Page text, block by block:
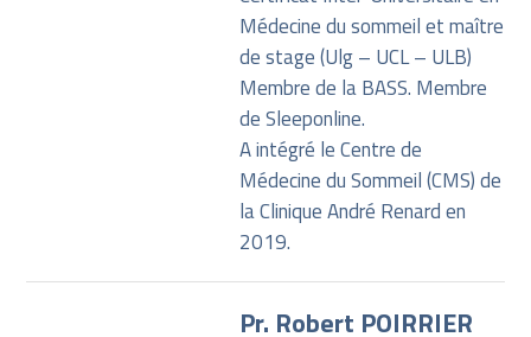
Médecine du sommeil et maître
de stage (Ulg – UCL – ULB)
Membre de la BASS. Membre
de Sleeponline.
A intégré le Centre de
Médecine du Sommeil (CMS) de
la Clinique André Renard en
2019.
Pr. Robert POIRRIER